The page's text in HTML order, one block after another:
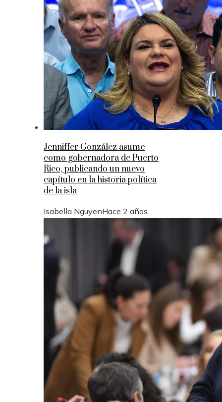
Jenniffer González asume
como gobernadora de Puerto
Rico, publicando un nuevo
capítulo en la historia política
de la isla
Isabella NguyenHace 2 años